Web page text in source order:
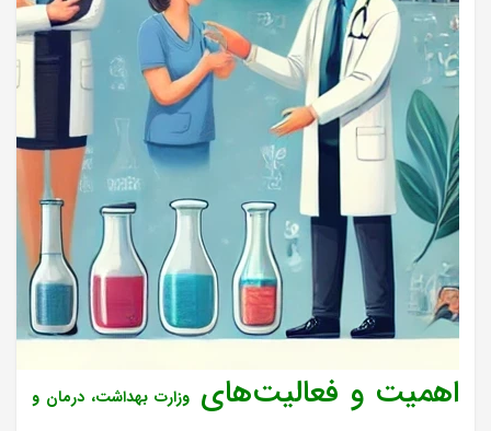
اهمیت و فعالیت‌های وزارت بهداشت، درمان و